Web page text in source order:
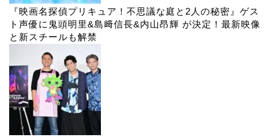
『映画名探偵プリキュア！不思議な庭と2人の秘密』ゲス
ト声優に鬼頭明里&島﨑信長&内山昂輝 が決定！最新映像
と新スチールも解禁